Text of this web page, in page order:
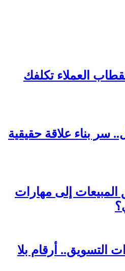
العملاء تكلفك
سر بناء علاقة حقيقية
المبيعات إلى مهارات
التسويق.. أرقام بلا